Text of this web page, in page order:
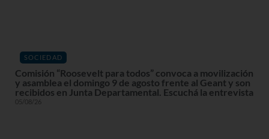
SOCIEDAD
Comisión “Roosevelt para todos” convoca a movilización
y asamblea el domingo 9 de agosto frente al Geant y son
recibidos en Junta Departamental. Escuchá la entrevista
05/08/26